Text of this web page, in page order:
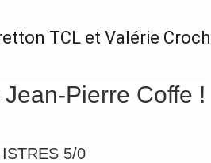
TCL et Valérie
Pierre Coffe !
5/0